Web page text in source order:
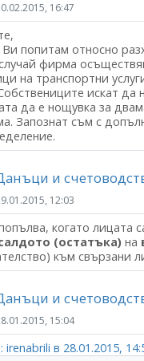
16:47
попитам относно
фирма
на транспортни
искат да
да е нощувка за
Запознат съм с
и
12:03
когато лицата
(остатъка) на
към свързани
и
15:04
irenabrili в 28.01.2015,